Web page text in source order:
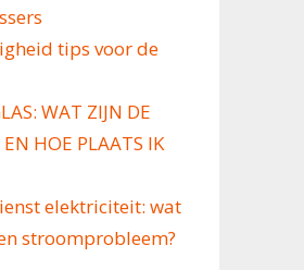
tips voor de
WAT ZIJN DE
HOE PLAATS IK
elektriciteit: wat
stroomprobleem?